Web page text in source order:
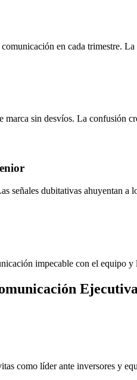
en cada trimestre.
sin desvíos. La confusión
señales dubitativas ahuyentan a
impecable con el equipo y
como líder ante inversores y